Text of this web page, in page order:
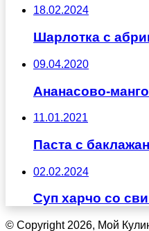
18.02.2024
Шарлотка с
09.04.2020
Ананасово-
11.01.2021
Паста с
02.02.2024
Суп харчо со
© Copyright 2026, Мой